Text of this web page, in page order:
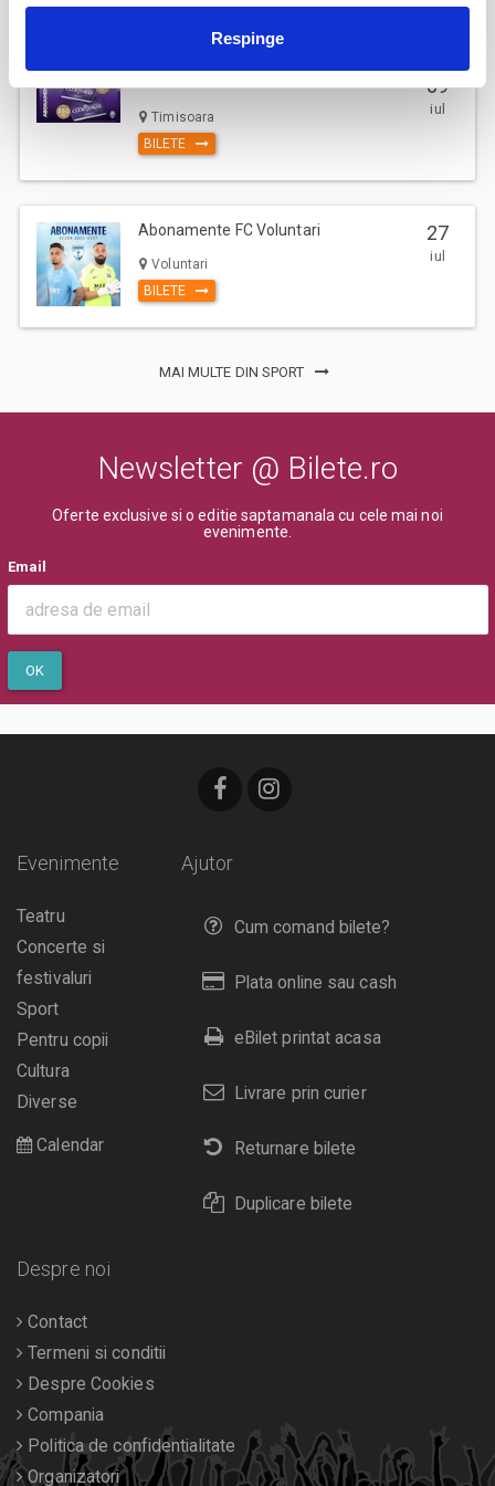
Respinge
Timisoara
BILETE
09
iul
Abonamente FC Voluntari
Voluntari
BILETE
27
iul
MAI MULTE DIN SPORT
Newsletter @ Bilete.ro
Oferte exclusive si o editie saptamanala cu cele mai noi
evenimente.
Email
OK
Ajutor
Cum comand bilete?
Plata online sau cash
eBilet printat acasa
Livrare prin curier
Returnare bilete
Duplicare bilete
Evenimente
Teatru
Concerte si
festivaluri
Sport
Pentru copii
Cultura
Diverse
Calendar
Despre noi
Contact
Termeni si conditii
Despre Cookies
Compania
Politica de confidentialitate
Organizatori